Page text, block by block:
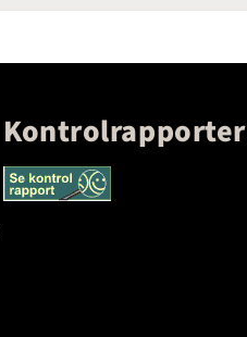
Kontrolrapporter